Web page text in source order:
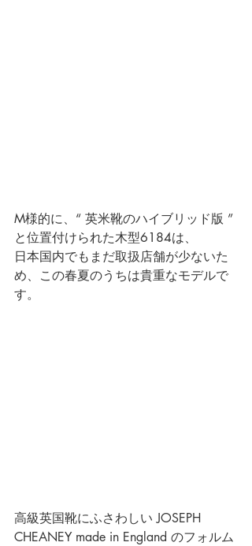
M様的に、“ 英米靴のハイブリッド版 ”
と位置付けられた木型6184は、
日本国内でもまだ取扱店舗が少ないた
め、この春夏のうちは貴重なモデルで
す。
高級英国靴にふさわしい JOSEPH
CHEANEY made in England のフォルム